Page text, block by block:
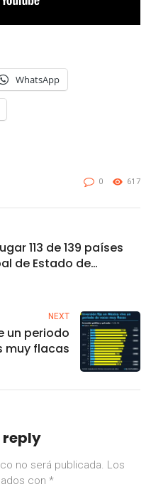
WhatsApp
0 617
113 de 139 países
de Estado de
NEXT
un periodo
muy flacas
reply
no será publicada. Los
con *